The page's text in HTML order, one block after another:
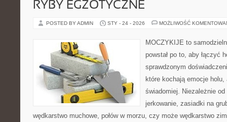
RYBY EGZOTYCZNE
POSTED BY ADMIN STY - 24 - 2026 MOŻLIWOŚĆ
MOCZYKIJE to
powstał po to, aby łączyć
sprawdzonym
które kochają emocje
świadomiej. Niezależnie
jerkowanie, zasiadki na
wędkarstwo muchowe, połów w morzu, czy może wędkarstwo